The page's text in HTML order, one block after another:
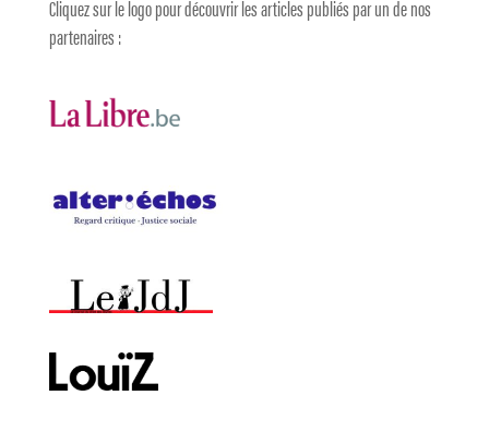
Cliquez sur le logo pour découvrir les articles publiés par un de nos
partenaires :